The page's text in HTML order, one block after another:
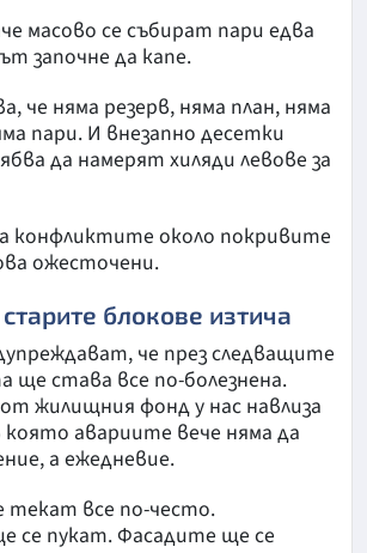
масово се събират пари едва
започне да капе.
че няма резерв, няма план, няма
пари. И внезапно десетки
да намерят хиляди левове за
конфликтите около покривите
ожесточени.
блокове изтича
че през следващите
ще става все по-болезнена.
жилищния фонд у нас навлиза
която авариите вече няма да
а ежедневие.
все по-често.
се пукат. Фасадите ще се